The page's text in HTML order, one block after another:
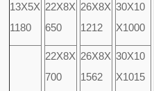
13X5X
1180
22X8X
650
26X8X
1212
30X10
X1000
22X8X
700
26X8X
1562
30X10
X1015